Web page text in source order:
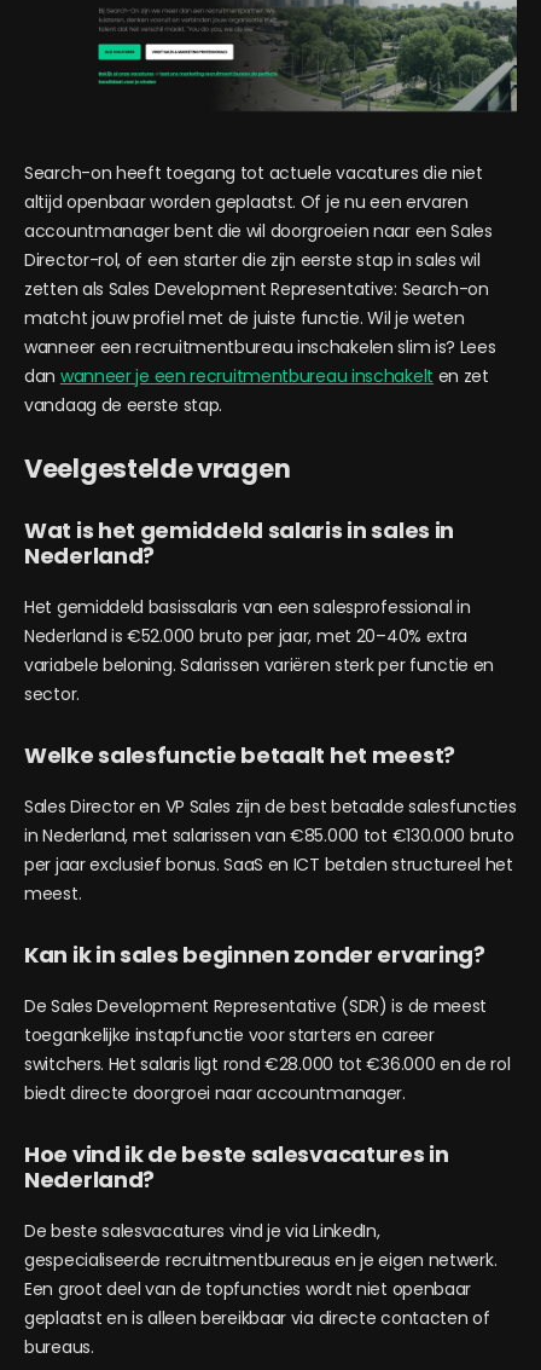
Search-on heeft toegang tot actuele vacatures die niet
altijd openbaar worden geplaatst. Of je nu een ervaren
accountmanager bent die wil doorgroeien naar een Sales
Director-rol, of een starter die zijn eerste stap in sales wil
zetten als Sales Development Representative: Search-on
matcht jouw profiel met de juiste functie. Wil je weten
wanneer een recruitmentbureau inschakelen slim is? Lees
dan wanneer je een recruitmentbureau inschakelt en zet
vandaag de eerste stap.
Veelgestelde vragen
Wat is het gemiddeld salaris in sales in
Nederland?
Het gemiddeld basissalaris van een salesprofessional in
Nederland is €52.000 bruto per jaar, met 20–40% extra
variabele beloning. Salarissen variëren sterk per functie en
sector.
Welke salesfunctie betaalt het meest?
Sales Director en VP Sales zijn de best betaalde salesfuncties
in Nederland, met salarissen van €85.000 tot €130.000 bruto
per jaar exclusief bonus. SaaS en ICT betalen structureel het
meest.
Kan ik in sales beginnen zonder ervaring?
De Sales Development Representative (SDR) is de meest
toegankelijke instapfunctie voor starters en career
switchers. Het salaris ligt rond €28.000 tot €36.000 en de rol
biedt directe doorgroei naar accountmanager.
Hoe vind ik de beste salesvacatures in
Nederland?
De beste salesvacatures vind je via LinkedIn,
gespecialiseerde recruitmentbureaus en je eigen netwerk.
Een groot deel van de topfuncties wordt niet openbaar
geplaatst en is alleen bereikbaar via directe contacten of
bureaus.